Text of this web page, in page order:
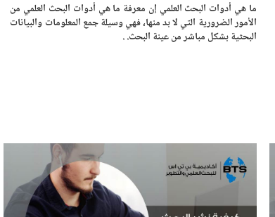
ما هي أدوات البحث العلمي إن معرفة ما هي أدوات البحث العلمي من
الأمور الضرورية التي لا بد منها، فهي وسيلة جمع المعلومات والبيانات
البحثية بشكل مباشر من عينة البحث. .